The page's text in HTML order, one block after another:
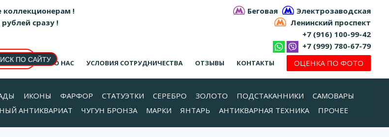
коллекционерам ! Беговая
Электрозаводская
сразу !
Ленинский проспект
+7 (916) 100-99-42
+7 (999) 780-67-79
О НАС УСЛОВИЯ СОТРУДНИЧЕСТВА ОТЗЫВЫ КОНТАКТЫ ОЦЕНКА ПО ФОТО
ИКОНЫ ФАРФОР СТАТУЭТКИ СЕРЕБРО ЗОЛОТО ПОДСТАКАННИКИ
САМОВАРЫ
АНТИКВАРИАТ ЧУГУН БРОНЗА МАРКИ ЯНТАРЬ АНТИКВАРНАЯ ТЕХНИКА ПРОЧЕЕ